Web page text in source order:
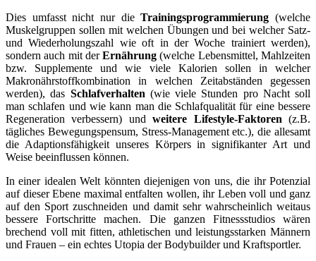
Dies umfasst nicht nur dieTrainingsprogrammierung (welche
Muskelgruppen sollen mit welchen Übungen und bei welcher Satz-
und Wiederholungszahl wie oft in der Woche trainiert werden),
sondern auch mit derErnährung (welche Lebensmittel, Mahlzeiten
bzw. Supplemente und wie viele Kalorien sollen in welcher
Makronährstoffkombination in welchen Zeitabständen gegessen
werden), das Schlafverhalten (wie viele Stunden pro Nacht soll
man schlafen und wie kann man die Schlafqualität für eine bessere
Regeneration verbessern) undweitere Lifestyle-Faktoren (z.B.
tägliches Bewegungspensum, Stress-Management etc.), die allesamt
die Adaptionsfähigkeit unseres Körpers in signifikanter Art und
Weise beeinflussen können.
In einer idealen Welt könnten diejenigen von uns, die ihr Potenzial
auf dieser Ebene maximal entfalten wollen, ihr Leben voll und ganz
auf den Sport zuschneiden und damit sehr wahrscheinlich weitaus
bessere Fortschritte machen. Die ganzen Fitnessstudios wären
brechend voll mit fitten, athletischen und leistungsstarken Männern
und Frauen – ein echtes Utopia der Bodybuilder und Kraftsportler.